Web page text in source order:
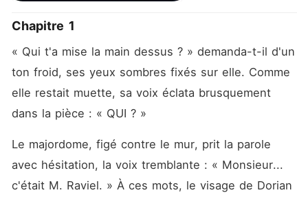
objectif. Dans cet enfer où
les cris et la peur rythment
chaque instant, j'ai refusé de
me soumettre, même lorsque
avide, prête à m'acheter
comme un objet, tout a
changé. Parmi eux, un
homme s'est avancé...
dangereux, puissant,
Chapitre 1
« Qui t'a mise la main dessus ? » demanda-t-il d'un
ton froid, ses yeux sombres fixés sur elle. Comme
elle restait muette, sa voix éclata brusquement
dans la pièce : « QUI ? »
Le majordome, figé contre le mur, prit la parole
avec hésitation, la voix tremblante : « Monsieur...
c'était M. Raviel. » À ces mots, le visage de Dorian